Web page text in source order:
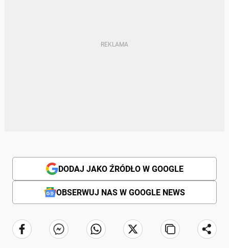
DODAJ JAKO ŹRÓDŁO W GOOGLE
OBSERWUJ NAS W GOOGLE NEWS